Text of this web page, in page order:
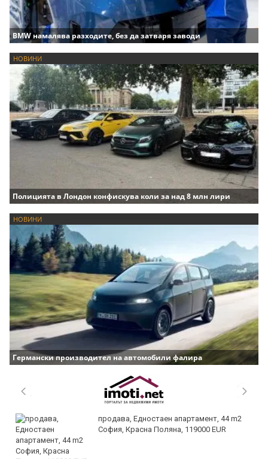
BMW намалява разходите, без да затваря заводи
НОВИНИ
Полицията в Лондон конфискува коли за над 8 млн лири
НОВИНИ
Германски производител на автомобили фалира
продава, Едностаен апартамент, 44 m2
София, Красна Поляна, 119000 EUR